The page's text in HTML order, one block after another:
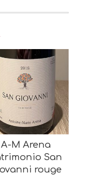
A-M Arena
San
rouge